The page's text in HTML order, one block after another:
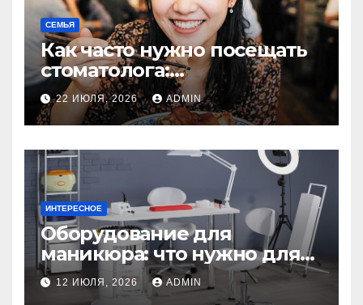
СЕМЬЯ
Как часто нужно посещать
стоматолога:
рекомендации для
здоровья зубов
22 ИЮЛЯ, 2026 ADMIN
ИНТЕРЕСНОЕ
Оборудование для
маникюра: что нужно для
идеального маникюра
12 ИЮЛЯ, 2026 ADMIN